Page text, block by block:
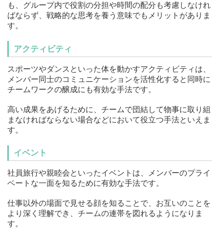
も、グループ内で役割の分担や時間の配分も考慮しなけれ
ばならず、戦略的な思考を養う意味でもメリットがありま
す。
アクティビティ
スポーツやダンスといった体を動かすアクティビティは、
メンバー同士のコミュニケーションを活性化すると同時に
チームワークの醸成にも有効な手法です。
高い成果をあげるために、チームで団結して物事に取り組
まなければならない場合などにおいて役立つ手法といえま
す。
イベント
社員旅行や親睦会といったイベントは、メンバーのプライ
ベートな一面を知るために有効な手法です。
仕事以外の場面で見せる顔を知ることで、お互いのことを
より深く理解でき、チームの連帯を図れるようになりま
す。